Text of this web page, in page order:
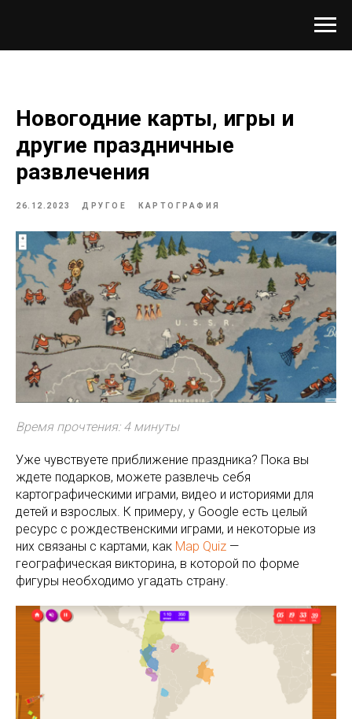
Новогодние карты, игры и
другие праздничные
развлечения
26.12.2023 ДРУГОЕ КАРТОГРАФИЯ
Время прочтения: 4 минуты
Уже чувствуете приближение праздника? Пока вы
ждете подарков, можете развлечь себя
картографическими играми, видео и историями для
детей и взрослых. К примеру, у Google есть целый
ресурс с рождественскими играми, и некоторые из
них связаны с картами, как Map Quiz —
географическая викторина, в которой по форме
фигуры необходимо угадать страну.